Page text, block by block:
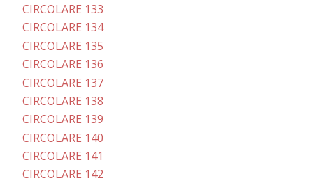
CIRCOLARE 133
CIRCOLARE 134
CIRCOLARE 135
CIRCOLARE 136
CIRCOLARE 137
CIRCOLARE 138
CIRCOLARE 139
CIRCOLARE 140
CIRCOLARE 141
CIRCOLARE 142